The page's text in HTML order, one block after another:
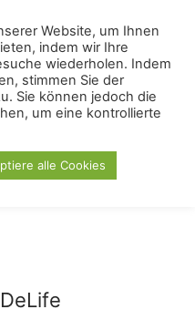
Website, um Ihnen
indem wir Ihre
wiederholen. Indem
stimmen Sie der
Sie können jedoch die
um eine kontrollierte
alle Cookies